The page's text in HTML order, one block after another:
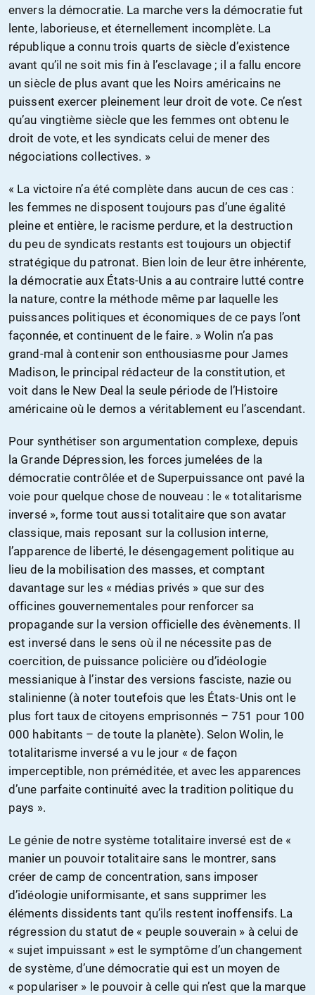
envers la démocratie. La marche vers la démocratie fut
lente, laborieuse, et éternellement incomplète. La
république a connu trois quarts de siècle d’existence
avant qu’il ne soit mis fin à l’esclavage ; il a fallu encore
un siècle de plus avant que les Noirs américains ne
puissent exercer pleinement leur droit de vote. Ce n’est
qu’au vingtième siècle que les femmes ont obtenu le
droit de vote, et les syndicats celui de mener des
négociations collectives. »
« La victoire n’a été complète dans aucun de ces cas :
les femmes ne disposent toujours pas d’une égalité
pleine et entière, le racisme perdure, et la destruction
du peu de syndicats restants est toujours un objectif
stratégique du patronat. Bien loin de leur être inhérente,
la démocratie aux États-Unis a au contraire lutté contre
la nature, contre la méthode même par laquelle les
puissances politiques et économiques de ce pays l’ont
façonnée, et continuent de le faire. » Wolin n’a pas
grand-mal à contenir son enthousiasme pour James
Madison, le principal rédacteur de la constitution, et
voit dans le New Deal la seule période de l’Histoire
américaine où le demos a véritablement eu l’ascendant.
Pour synthétiser son argumentation complexe, depuis
la Grande Dépression, les forces jumelées de la
démocratie contrôlée et de Superpuissance ont pavé la
voie pour quelque chose de nouveau : le « totalitarisme
inversé », forme tout aussi totalitaire que son avatar
classique, mais reposant sur la collusion interne,
l’apparence de liberté, le désengagement politique au
lieu de la mobilisation des masses, et comptant
davantage sur les « médias privés » que sur des
officines gouvernementales pour renforcer sa
propagande sur la version officielle des évènements. Il
est inversé dans le sens où il ne nécessite pas de
coercition, de puissance policière ou d’idéologie
messianique à l’instar des versions fasciste, nazie ou
stalinienne (à noter toutefois que les États-Unis ont le
plus fort taux de citoyens emprisonnés – 751 pour 100
000 habitants – de toute la planète). Selon Wolin, le
totalitarisme inversé a vu le jour « de façon
imperceptible, non préméditée, et avec les apparences
d’une parfaite continuité avec la tradition politique du
pays ».
Le génie de notre système totalitaire inversé est de «
manier un pouvoir totalitaire sans le montrer, sans
créer de camp de concentration, sans imposer
d’idéologie uniformisante, et sans supprimer les
éléments dissidents tant qu’ils restent inoffensifs. La
régression du statut de « peuple souverain » à celui de
« sujet impuissant » est le symptôme d’un changement
de système, d’une démocratie qui est un moyen de
« populariser » le pouvoir à celle qui n’est que la marque